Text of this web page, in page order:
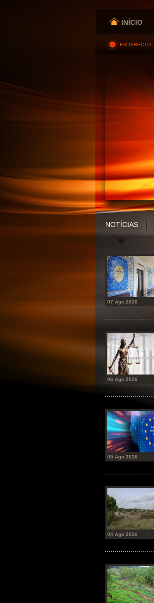
INÍCIO
EM DIRECTO
NOTÍCIAS
07 Ago 2026
06 Ago 2026
05 Ago 2026
04 Ago 2026